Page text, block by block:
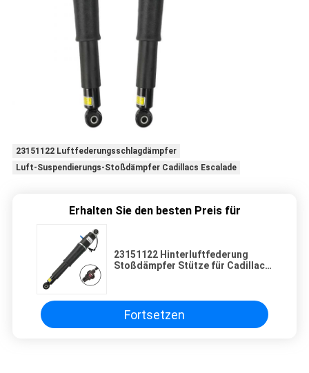
23151122 Luftfederungsschlagdämpfer
Luft-Suspendierungs-Stoßdämpfer Cadillacs Escalade
Erhalten Sie den besten Preis für
23151122 Hinterluftfederung
Stoßdämpfer Stütze für Cadillac
Fortsetzen